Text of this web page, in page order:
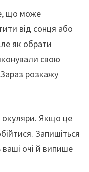
що може
від сонця або
як обрати
свою
розкажу
окуляри. Якщо це
Запишіться
очі й випише